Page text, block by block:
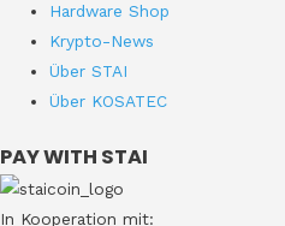
Hardware Shop
Krypto-News
Über STAI
Über KOSATEC
PAY WITH STAI
In Kooperation mit: